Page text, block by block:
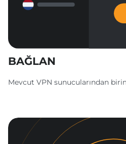
BAĞLAN
Mevcut VPN sunucularından